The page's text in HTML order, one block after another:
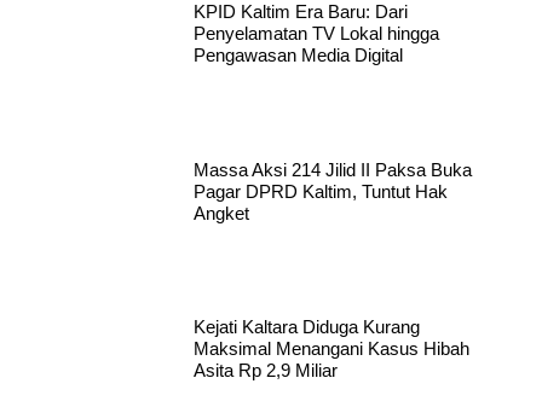
KPID Kaltim Era Baru: Dari
Penyelamatan TV Lokal hingga
Pengawasan Media Digital
Massa Aksi 214 Jilid II Paksa Buka
Pagar DPRD Kaltim, Tuntut Hak
Angket
Kejati Kaltara Diduga Kurang
Maksimal Menangani Kasus Hibah
Asita Rp 2,9 Miliar